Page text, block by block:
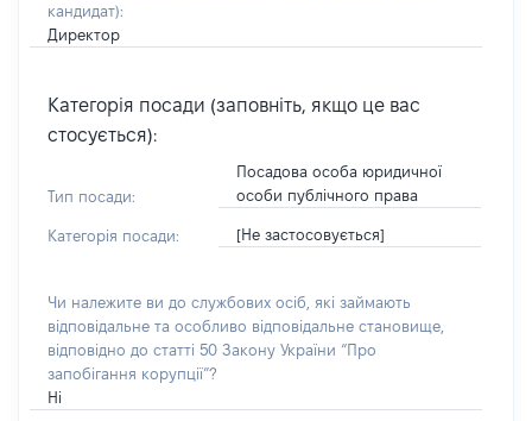
кандидат):
Директор
Категорія посади (заповніть, якщо це вас
стосується):
Тип посади:
Посадова особа юридичної
особи публічного права
Категорія посади: [Не застосовується]
Чи належите ви до службових осіб, які займають
відповідальне та особливо відповідальне становище,
відповідно до статті 50 Закону України “Про
запобігання корупції”?
Ні